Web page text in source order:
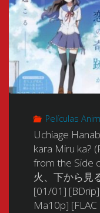
Películas
Uchiage
kara Miru ka?
from the Side
火、下から見
[01/01]
Ma10p] [FLAC